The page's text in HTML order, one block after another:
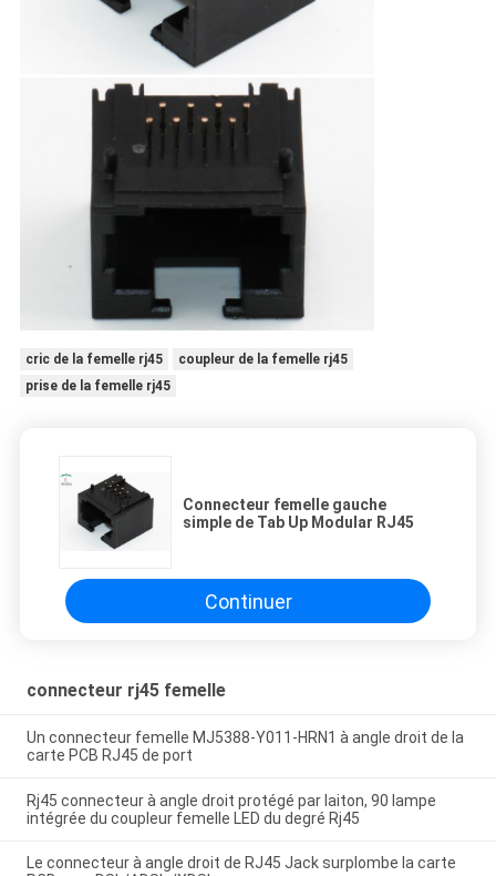
cric de la femelle rj45
coupleur de la femelle rj45
prise de la femelle rj45
Connecteur femelle gauche
simple de Tab Up Modular RJ45
Continuer
connecteur rj45 femelle
Un connecteur femelle MJ5388-Y011-HRN1 à angle droit de la
carte PCB RJ45 de port
Rj45 connecteur à angle droit protégé par laiton, 90 lampe
intégrée du coupleur femelle LED du degré Rj45
Le connecteur à angle droit de RJ45 Jack surplombe la carte